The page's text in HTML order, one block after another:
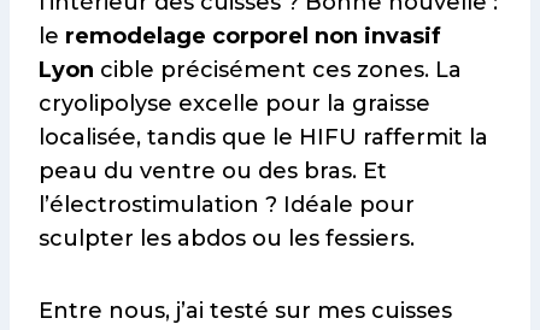
le remodelage corporel non invasif
Lyon cible précisément ces zones. La
cryolipolyse excelle pour la graisse
localisée, tandis que le HIFU raffermit la
peau du ventre ou des bras. Et
l’électrostimulation ? Idéale pour
sculpter les abdos ou les fessiers.
Entre nous, j’ai testé sur mes cuisses